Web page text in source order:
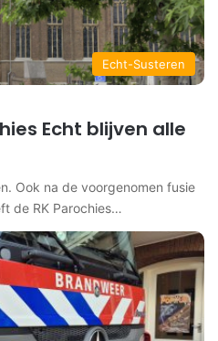
Echt-Susteren
Echt blijven alle
Ook na de voorgenomen fusie
de RK Parochies…